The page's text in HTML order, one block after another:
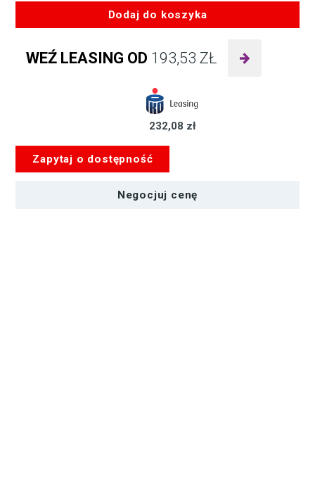
Dodaj do koszyka
SONIFEX
CM-
Stałej
Konfiguracji
dla
WEŹ LEASING OD 193,53ZŁ
232,08 zł
Zapytaj o dostępność
Negocjuj cenę